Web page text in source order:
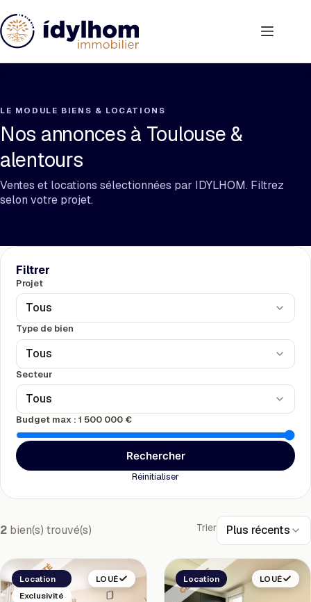
au
contenu
LE MODULE BIENS & LOCATIONS
Nos annonces à Toulouse &
alentours
Ventes et locations sélectionnées par IDYLHOM. Filtrez
selon votre projet.
Filtrer
Projet
Tous
Type de bien
Tous
Secteur
Tous
Budget max :1 500 000 €
Rechercher
Réinitialiser
2 bien(s) trouvé(s) Trier Plus récents
Location
Exclusivité
LOUÉ Location LOUÉ